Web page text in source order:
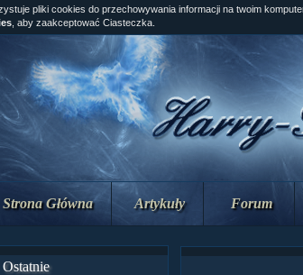
Strona Główna Artykuły Forum
Ostatnie
pliki cookies do przechowywania informacji na twoim
, aby zaakceptować Ciasteczka.